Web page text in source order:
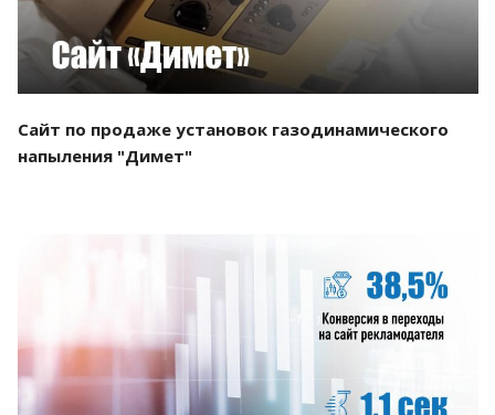
Сайт по продаже установок газодинамического
напыления "Димет"